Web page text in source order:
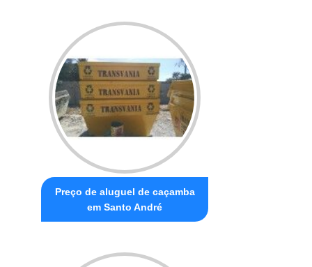
Preço de aluguel de caçamba
em Santo André